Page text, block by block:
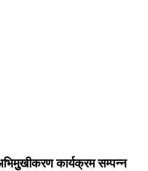
कार्यक्रम सम्पन्न